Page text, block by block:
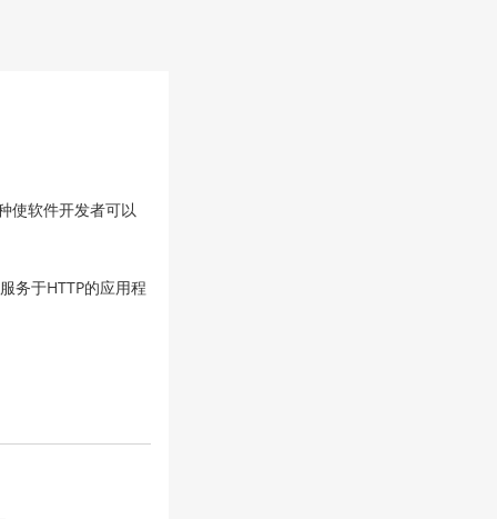
使软件开发者可以
务于HTTP的应用程